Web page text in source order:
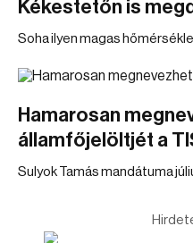
Kékestetőn is
Soha ilyen magas
Hamarosan
államfőjelöltjét a
Sulyok Tamás mandátuma